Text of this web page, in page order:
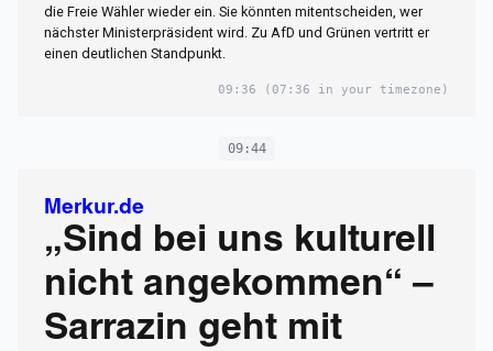
die Freie Wähler wieder ein. Sie könnten mitentscheiden, wer
nächster Ministerpräsident wird. Zu AfD und Grünen vertritt er
einen deutlichen Standpunkt.
09:36 (07:36 in your timezone)
09:44
Merkur.de
„Sind bei uns kulturell
nicht angekommen“ –
Sarrazin geht mit